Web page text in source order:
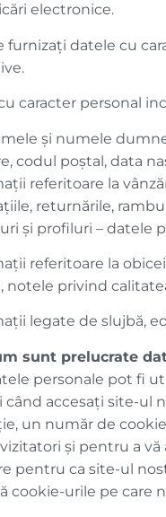
electronice.
furnizați datele cu
caracter personal
și numele
codul poștal, data
referitoare la
returnările,
și profiluri – datele
referitoare la
notele privind
legate de slujbă,
sunt prelucrate
personale pot fi
când accesați site-ul
un număr de
și pentru a
pentru ca site-ul
cookie-urile pe care